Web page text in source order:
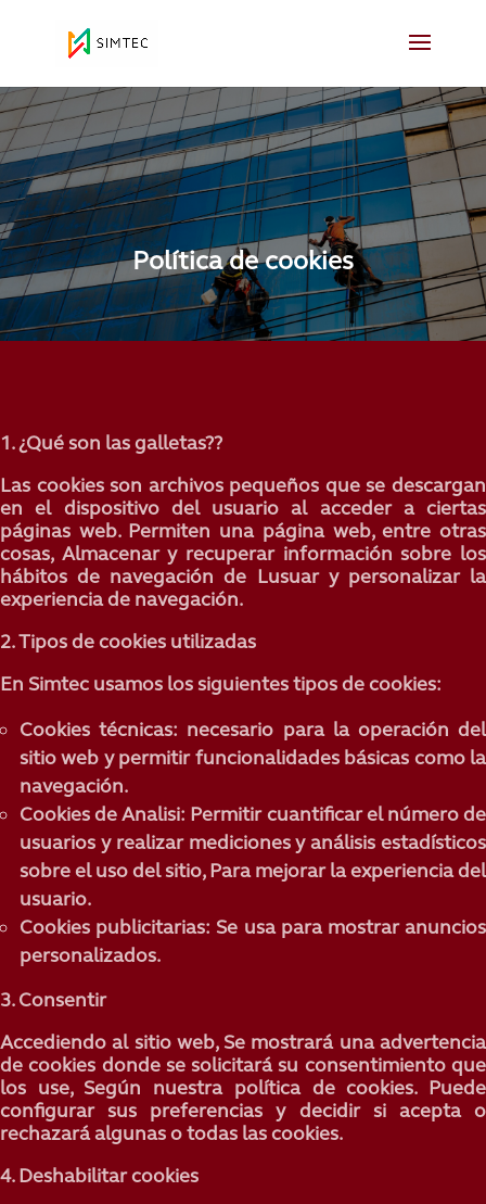
Política de cookies
1. ¿Qué son las galletas??
Las cookies son archivos pequeños que se descargan
en el dispositivo del usuario al acceder a ciertas
páginas web. Permiten una página web, entre otras
cosas, Almacenar y recuperar información sobre los
hábitos de navegación de Lusuar y personalizar la
experiencia de navegación.
2. Tipos de cookies utilizadas
En Simtec usamos los siguientes tipos de cookies:
Cookies técnicas: necesario para la operación del
sitio web y permitir funcionalidades básicas como la
navegación.
Cookies de Analisi: Permitir cuantificar el número de
usuarios y realizar mediciones y análisis estadísticos
sobre el uso del sitio, Para mejorar la experiencia del
usuario.
Cookies publicitarias: Se usa para mostrar anuncios
personalizados.
3. Consentir
Accediendo al sitio web, Se mostrará una advertencia
de cookies donde se solicitará su consentimiento que
los use, Según nuestra política de cookies. Puede
configurar sus preferencias y decidir si acepta o
rechazará algunas o todas las cookies.
4. Deshabilitar cookies